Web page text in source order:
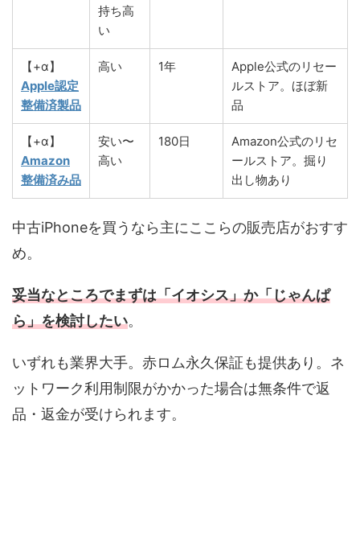
持ち高
い
【+α】
Apple認定
整備済製品
高い 1年
Apple公式のリセー
ルストア。ほぼ新
品
【+α】
Amazon
整備済み品
安い〜
高い
180日
Amazon公式のリセ
ールストア。掘り
出し物あり
中古iPhoneを買うなら主にここらの販売店がおすす
め。
妥当なところでまずは「イオシス」か「じゃんぱ
ら」を検討したい。
いずれも業界大手。赤ロム永久保証も提供あり。ネ
ットワーク利用制限がかかった場合は無条件で返
品・返金が受けられます。